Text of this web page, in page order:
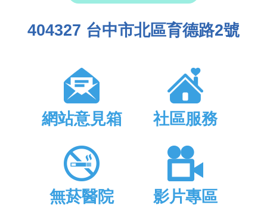
404327 台中市北區育德路2號
網站意見箱 社區服務
無菸醫院 影片專區